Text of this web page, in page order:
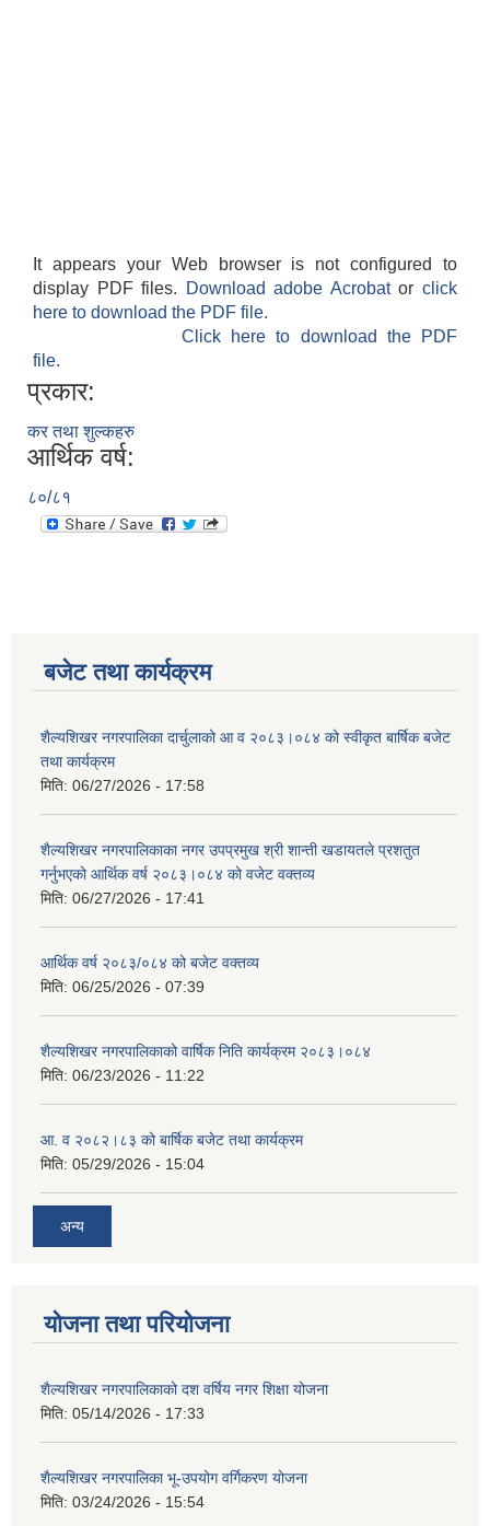
It appears your Web browser is not configured to
display PDF files.
Download adobe Acrobatorclick
here to download the PDF file.
Click here to download the PDF
file.
प्रकार:
कर तथा शुल्कहरु
आर्थिक वर्ष:
८०/८१
बजेट तथा कार्यक्रम
शैल्यशिखर नगरपालिका दार्चुलाको आ व २०८३।०८४ को स्वीकृत बार्षिक बजेट
तथा कार्यक्रम
मिति: 06/27/2026 - 17:58
शैल्यशिखर नगरपालिकाका नगर उपप्रमुख श्री शान्ती खडायतले प्रशतुत
गर्नुभएको आर्थिक वर्ष २०८३।०८४ को वजेट वक्तव्य
मिति: 06/27/2026 - 17:41
आर्थिक वर्ष २०८३/०८४ को बजेट वक्तव्य
मिति: 06/25/2026 - 07:39
शैल्यशिखर नगरपालिकाको वार्षिक निति कार्यक्रम २०८३।०८४
मिति: 06/23/2026 - 11:22
आ. व २०८२।८३ को बार्षिक बजेट तथा कार्यक्रम
मिति: 05/29/2026 - 15:04
अन्य
योजना तथा परियोजना
शैल्यशिखर नगरपालिकाको दश वर्षिय नगर शिक्षा योजना
मिति: 05/14/2026 - 17:33
शैल्यशिखर नगरपालिका भू-उपयोग वर्गिकरण योजना
मिति: 03/24/2026 - 15:54